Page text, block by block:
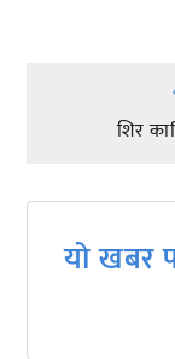
Post
शिर
यो खबर